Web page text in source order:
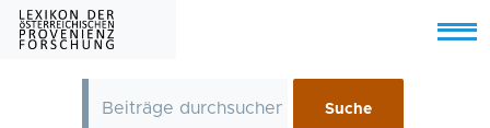
Skip to main content
Menu